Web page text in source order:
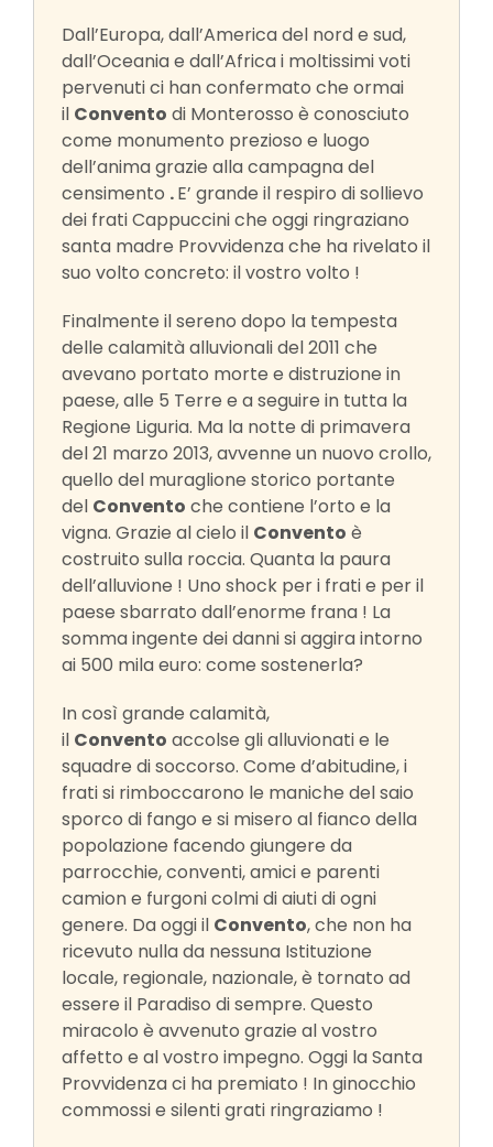
Dall’Europa, dall’America del nord e sud,
dall’Oceania e dall’Africa i moltissimi voti
pervenuti ci han confermato che ormai
il Convento di Monterosso è conosciuto
come monumento prezioso e luogo
dell’anima grazie alla campagna del
censimento .E’ grande il respiro di sollievo
dei frati Cappuccini che oggi ringraziano
santa madre Provvidenza che ha rivelato il
suo volto concreto: il vostro volto !
Finalmente il sereno dopo la tempesta
delle calamità alluvionali del 2011 che
avevano portato morte e distruzione in
paese, alle 5 Terre e a seguire in tutta la
Regione Liguria. Ma la notte di primavera
del 21 marzo 2013, avvenne un nuovo crollo,
quello del muraglione storico portante
del Convento che contiene l’orto e la
vigna. Grazie al cielo il Convento è
costruito sulla roccia. Quanta la paura
dell’alluvione ! Uno shock per i frati e per il
paese sbarrato dall’enorme frana ! La
somma ingente dei danni si aggira intorno
ai 500 mila euro: come sostenerla?
In così grande calamità,
il Convento accolse gli alluvionati e le
squadre di soccorso. Come d’abitudine, i
frati si rimboccarono le maniche del saio
sporco di fango e si misero al fianco della
popolazione facendo giungere da
parrocchie, conventi, amici e parenti
camion e furgoni colmi di aiuti di ogni
genere. Da oggi il Convento, che non ha
ricevuto nulla da nessuna Istituzione
locale, regionale, nazionale, è tornato ad
essere il Paradiso di sempre. Questo
miracolo è avvenuto grazie al vostro
affetto e al vostro impegno. Oggi la Santa
Provvidenza ci ha premiato ! In ginocchio
commossi e silenti grati ringraziamo !